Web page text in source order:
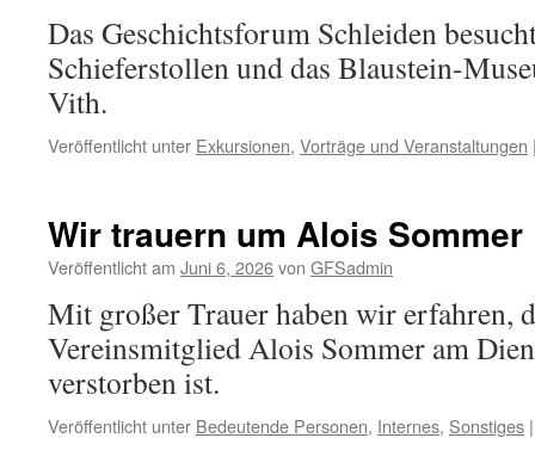
Das Geschichtsforum Schleiden
Schieferstollen und das Blaustein-
Vith.
Veröffentlicht unter Exkursionen, Vorträge und Veranstaltungen
Wir trauern um Alois Sommer
Veröffentlicht am Juni 6, 2026von GFSadmin
Mit großer Trauer haben wir erfahren,
Vereinsmitglied Alois Sommer am
verstorben ist.
Veröffentlicht unter Bedeutende Personen, Internes, Sonstiges |